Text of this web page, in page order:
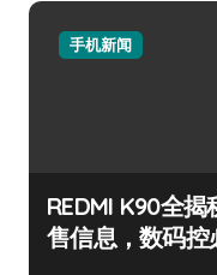
手机新闻
REDMI K90全
售信息，数码控